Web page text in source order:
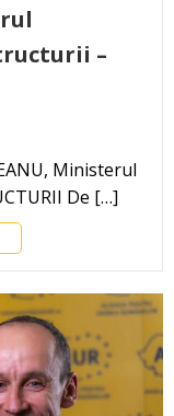
–
Ministerul
De […]